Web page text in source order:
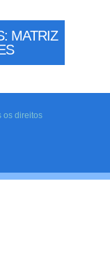
MATRIZ
os direitos